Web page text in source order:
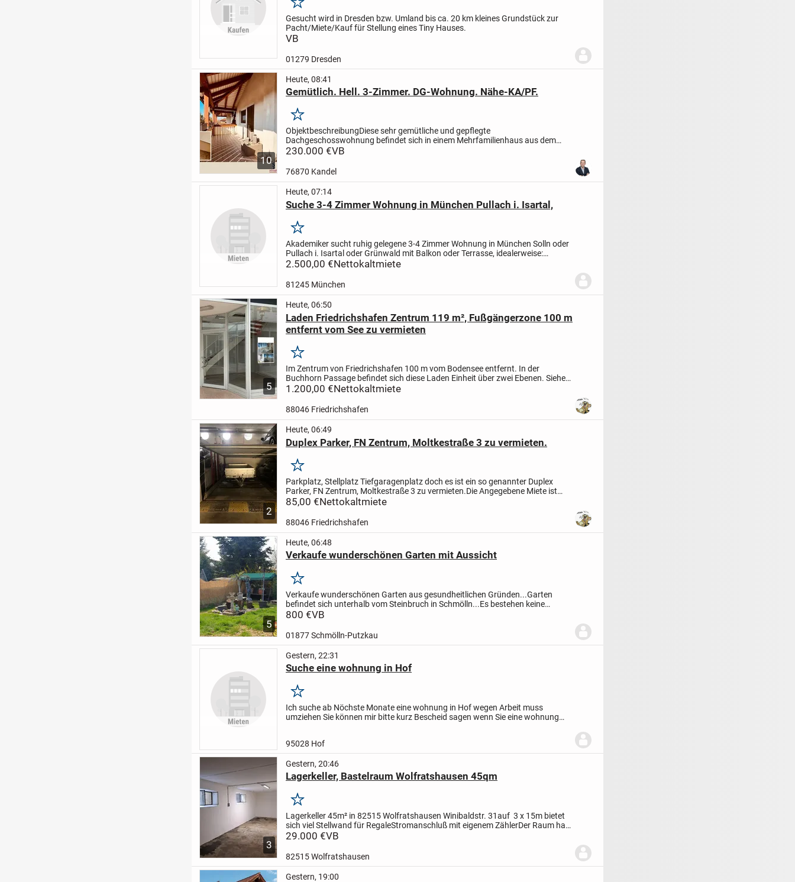
Merken
Gesucht wird in Dresden bzw. Umland bis ca. 20 km kleines Grundstück zur
Pacht/Miete/Kauf für Stellung eines Tiny Hauses.
VB
01279 Dresden
10
Heute, 08:41
Gemütlich. Hell. 3-Zimmer. DG-Wohnung. Nähe-KA/PF.
Merken
ObjektbeschreibungDiese sehr gemütliche und gepflegte
Dachgeschosswohnung befindet sich in einem Mehrfamilienhaus aus dem
Jahr 1995 in ruhiger Wohnlage von Straubenhardt.
230.000 €VB
76870 Kandel
Heute, 07:14
Suche 3-4 Zimmer Wohnung in München Pullach i. Isartal,
Merken
Akademiker sucht ruhig gelegene 3-4 Zimmer Wohnung in München Solln oder
Pullach i. Isartal oder Grünwald mit Balkon oder Terrasse, idealerweise:
Badewanne, mit Garage, bis 2.500,00 EUR Kaltmiete ab...
2.500,00 €Nettokaltmiete
81245 München
5
Heute, 06:50
Laden Friedrichshafen Zentrum 119 m², Fußgängerzone 100 m
entfernt vom See zu vermieten
Merken
Im Zentrum von Friedrichshafen 100 m vom Bodensee entfernt. In der
Buchhorn Passage befindet sich diese Laden Einheit über zwei Ebenen. Siehe
Bilder. Es gibt keine Genehmigung für Gastronomie.
1.200,00 €Nettokaltmiete
88046 Friedrichshafen
2
Heute, 06:49
Duplex Parker, FN Zentrum, Moltkestraße 3 zu vermieten.
Merken
Parkplatz, Stellplatz Tiefgaragenplatz doch es ist ein so genannter Duplex
Parker, FN Zentrum, Moltkestraße 3 zu vermieten.Die Angegebene Miete ist
inklusive der 36 € Hausgeld aus der Eigentümergemei...
85,00 €Nettokaltmiete
88046 Friedrichshafen
5
Heute, 06:48
Verkaufe wunderschönen Garten mit Aussicht
Merken
Verkaufe wunderschönen Garten aus gesundheitlichen Gründen...Garten
befindet sich unterhalb vom Steinbruch in Schmölln...Es bestehen keine
Anbaupflichten..!!
800 €VB
01877 Schmölln-Putzkau
Gestern, 22:31
Suche eine wohnung in Hof
Merken
Ich suche ab Nöchste Monate eine wohnung in Hof wegen Arbeit muss
umziehen Sie können mir bitte kurz Bescheid sagen wenn Sie eine wohnung
95028 Hof
3
Gestern, 20:46
Lagerkeller, Bastelraum Wolfratshausen 45qm
Merken
Lagerkeller 45m² in 82515 Wolfratshausen Winibaldstr. 31auf 3 x 15m bietet
sich viel Stellwand für RegaleStromanschluß mit eigenem ZählerDer Raum hat
2 Fenster, Zufahrt über die Tiefgarage (190m)...
29.000 €VB
82515 Wolfratshausen
Gestern, 19:00